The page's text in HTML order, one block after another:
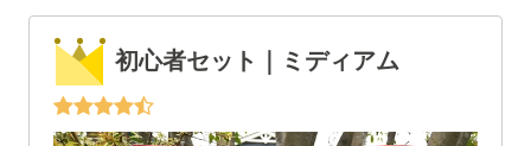
初心者セット｜ミディアム